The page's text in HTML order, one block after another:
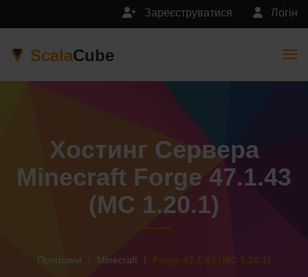
Логін
Зареєструватися
ScalaCube
Хостинг Сервера
Minecraft Forge 47.1.43
(MC 1.20.1)
Програми Minecraft Forge 47.1.43 (MC 1.20.1)